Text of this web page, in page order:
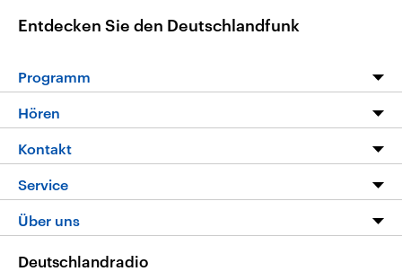
Entdecken Sie den Deutschlandfunk
Programm
Programm
Die Nachrichten
Nachrichtenleicht
Neue Beiträge auf dlf.de
Hören
Livestream
Podcasts
Deutschlandfunk App
Nachrichten App
Kontakt
Hörerservice
Service
FAQ
Veranstaltungen
Über uns
Deutschlandradio